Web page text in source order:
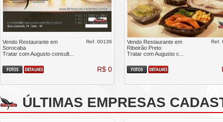
Vendo Restaurante em
Sorocaba
Tratar com Augusto consult...
Ref. 00136
R$ 0
Vendo Restaurante em
Ribeirão Preto
Tratar com Augusto c...
Ref.
ÚLTIMAS EMPRESAS